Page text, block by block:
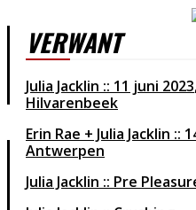
VERWANT
Julia Jacklin 11 juni 2023
Hilvarenbeek
Erin Rae + Julia Jacklin
Antwerpen
Julia Jacklin :: Pre